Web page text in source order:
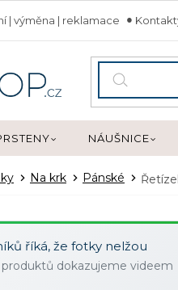
| výměna | reklamace
NÁUŠNICE
Na krk Pánské
říká, že fotky nelžou
dokazujeme videem